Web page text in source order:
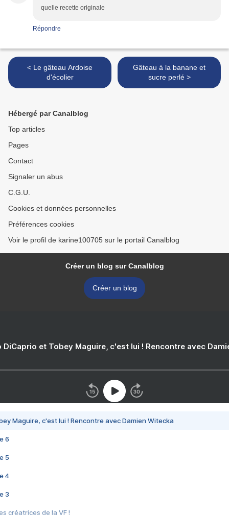
quelle recette originale
Répondre
< Le gâteau Ardoise
d'écolier
Gâteau à la banane et
sucre perlé >
Hébergé par Canalblog
Top articles
Pages
Contact
Signaler un abus
C.G.U.
Cookies et données personnelles
Préférences cookies
Voir le profil de karine100705 sur le portail Canalblog
Créer un blog sur Canalblog
Créer un blog
DiCaprio et Tobey Maguire, c'est lui ! Rencontre avec
Maguire, c'est lui ! Rencontre avec Damien Witecka
6
5
4
3
créatrices de la VF !